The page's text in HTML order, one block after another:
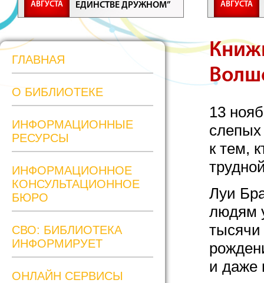
АВГУСТА
ЕДИНСТВЕ ДРУЖНОМ”
АВГУСТА
ГЛАВНАЯ
О БИБЛИОТЕКЕ
ИНФОРМАЦИОННЫЕ
РЕСУРСЫ
ИНФОРМАЦИОННОЕ
КОНСУЛЬТАЦИОННОЕ
БЮРО
СВО: БИБЛИОТЕКА
ИНФОРМИРУЕТ
ОНЛАЙН СЕРВИСЫ
13
к тем,
Луи
людям
и даже